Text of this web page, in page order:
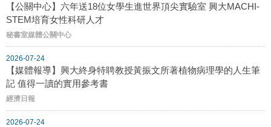
【公關中心】六年送18位女學生進世界頂尖實驗室 興大MACHI-
STEM培育女性科研人才
秘書室媒體公關中心
2026-07-24
【媒體報導】興大終身特聘教授黃振文所著植物病理學的人生筆
記 值得一讀的實用參考書
經濟日報
2026-07-24